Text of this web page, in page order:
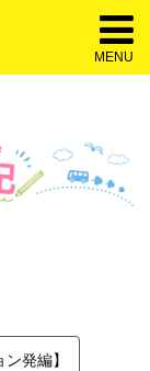
MENU
ン発編】